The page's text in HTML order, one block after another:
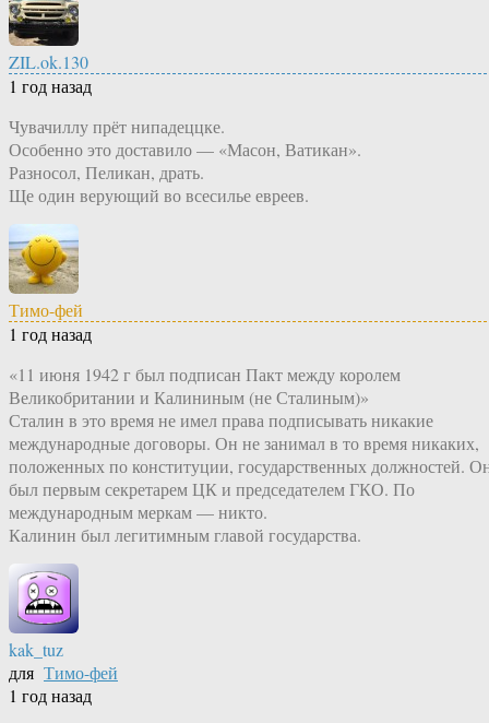
ZIL.ok.130
1 год назад
Чувачиллу прёт нипадеццке.
Особенно это доставило — «Масон, Ватикан».
Разносол, Пеликан, драть.
Ще один верующий во всесилье евреев.
Тимо-фей
1 год назад
«11 июня 1942 г был подписан Пакт между королем
Великобритании и Калининым (не Сталиным)»
Сталин в это время не имел права подписывать никакие
международные договоры. Он не занимал в то время никаких,
положенных по конституции, государственных должностей.
был первым секретарем ЦК и председателем ГКО. По
международным меркам — никто.
Калинин был легитимным главой государства.
kak_tuz
для Тимо-фей
1 год назад